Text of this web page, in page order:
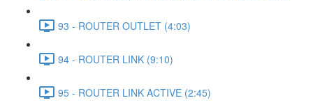
93 - ROUTER OUTLET (4:03)
94 - ROUTER LINK (9:10)
95 - ROUTER LINK ACTIVE (2:45)